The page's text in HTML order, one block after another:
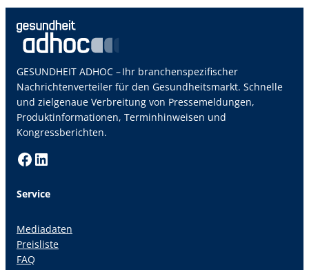
GESUNDHEIT ADHOC – Ihr branchenspezifischer
Nachrichtenverteiler für den Gesundheitsmarkt. Schnelle
und zielgenaue Verbreitung von Pressemeldungen,
Produktinformationen, Terminhinweisen und
Kongressberichten.
Facebook LinkedIn
Service
Mediadaten
Preisliste
FAQ